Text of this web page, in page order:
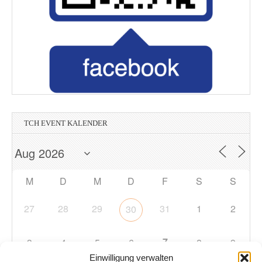
Einwilligung verwalten
TCH EVENT KALENDER
M D M D F S S
27 28 29 30 31 1 2
3 4 5 6 7 8 9